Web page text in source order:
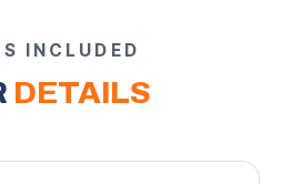
INCLUDED
DETAILS